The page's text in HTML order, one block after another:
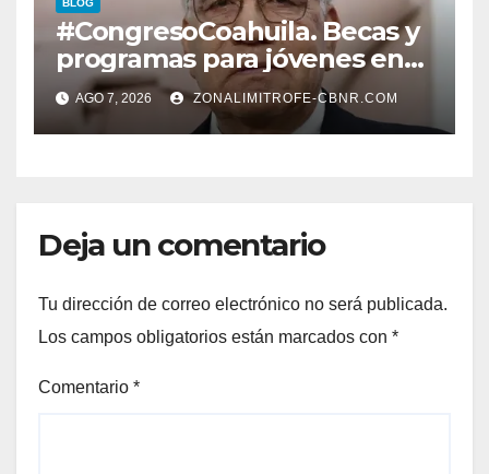
#CongresoCoahuila. Becas y
programas para jóvenes en
áreas agropecuarias, plantea
Raúl Onofre
AGO 7, 2026 ZONALIMITROFE-CBNR.COM
Deja un comentario
Tu dirección de correo electrónico no será publicada.
Los campos obligatorios están marcados con *
Comentario *